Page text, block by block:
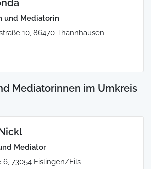
und Mediatorin
10, 86470 Thannhausen
Mediatorinnen im Umkreis
Mediator
6, 73054 Eislingen/Fils